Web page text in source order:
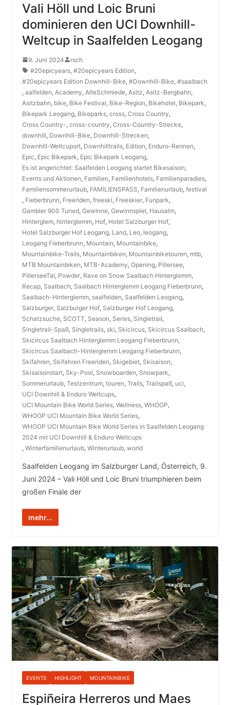
Vali Höll und Loic Bruni
dominieren den UCI Downhill-
Weltcup in Saalfelden Leogang
9. Juni 2024
rsch
#20epicyears, #20epicyears Edition,
#20epicyears Edition Downhill-Bike, #Downhill-Bike, #saalbach
, aalfelden, Academy, AlteSchmiede, Asitz, Asitz-Bergbahn,
Asitzbahn, bike, Bike Festival, Bike-Region, Bikehotel, Bikepark,
Bikepark Leogang, Bikeparks, cross, Cross Country,
Cross Country-, cross-country, Cross-Country-Strecke,
downhill, Downhill-Bike, Downhill-Strecken,
Downhill-Weltcuport, Downhilltrails, Edition, Enduro-Rennen,
Epic, Epic Bikepark, Epic Bikepark Leogang,
Es ist angerichtet: Saalfelden Leogang startet Bikesaison,
Events und Aktionen, Familien, Familienhotels, Familienparadies,
Familiensommerurlaub, FAMILIENSPASS, Familienurlaub, festival
, Fieberbrunn, Freeriden, freeski, Freeskier, Funpark,
Gambler 900 Tuned, Gewinne, Gewinnspiel, Hausalm,
Hinterglem, hinterglemm, Hof, Hotel Salzburger Hof,
Hotel Salzburger Hof Leogang, Land, Leo, leogang,
Leogang Fieberbrunn, Mountain, Mountainbike,
Mountainbike-Trails, Mountainbiken, Mountainbiketouren, mtb,
MTB Mountainbiken, MTB-Academy, Opening, Pillersee,
PillerseeTal, Powder, Rave on Snow Saalbach Hinterglemm,
Recap, Saalbach, Saalbach Hinterglemm Leogang Fieberbrunn,
Saalbach-Hinterglemm, saalfelden, Saalfelden Leogang,
Salzburger, Salzburger Hof, Salzburger Hof Leogang,
Schatzsuche, SCOTT, Season, Series, Singletrail,
Singletrail-Spaß, Singletrails, ski, Skicircus, Skicircus Saalbach,
Skicircus Saalbach Hinterglemm Leogang Fieberbrunn,
Skicircus Saalbach-Hinterglemm Leogang Fieberbrunn,
Skifahren, Skifahren Freeriden, Skigebiet, Skisaison,
Skisaisonstart, Sky-Pool, Snowboarden, Snowpark,
Sommerurlaub, Testzentrum, touren, Trails, Trailspaß, uci,
UCI Downhill & Enduro Weltcups,
UCI Mountain Bike World Series, Wellness, WHOOP,
WHOOP UCI Mountain Bike World Series,
WHOOP UCI Mountain Bike World Series in Saalfelden Leogang
2024 mit UCI Downhill & Enduro Weltcups
, Winterfamilienurlaub, Winterurlaub, world
Saalfelden Leogang im Salzburger Land, Österreich, 9.
Juni 2024 – Vali Höll und Loic Bruni triumphieren beim
großen Finale der
mehr...
EVENTS HIGHLIGHT MOUNTAINBIKE
Espiñeira Herreros und Maes